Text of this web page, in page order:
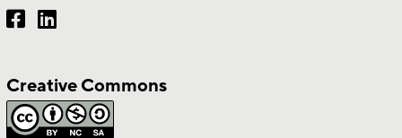
Creative Commons